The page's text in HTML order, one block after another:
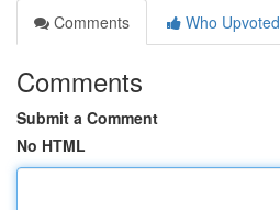
Comments
Who Upvoted
Comments
Submit a Comment
No HTML